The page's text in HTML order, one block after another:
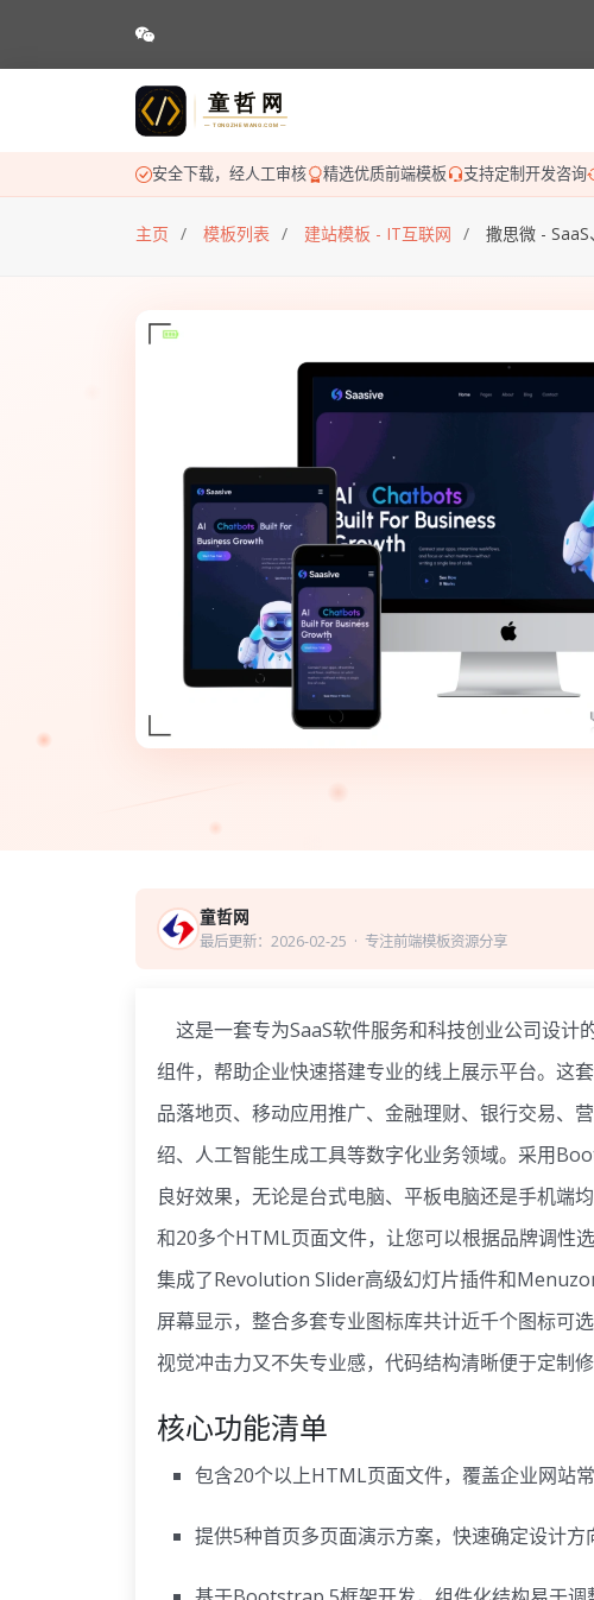
安全下载，经人工审核 精选优质前端模板 支持定制开发咨询
主页 模板列表 建站模板 - IT互联网 撒思微 -
童哲网
最后更新：2026-02-25 · 专注前端模板资源分享
这是一套专为SaaS软件服务和科技创业公司设计
组件，帮助企业快速搭建专业的线上展示平台。这
品落地页、移动应用推广、金融理财、银行交易、
绍、人工智能生成工具等数字化业务领域。采用
良好效果，无论是台式电脑、平板电脑还是手机端
和20多个HTML页面文件，让您可以根据品牌调性
集成了Revolution Slider高级幻灯片插件和
屏幕显示，整合多套专业图标库共计近千个图标可
视觉冲击力又不失专业感，代码结构清晰便于定制修
核心功能清单
包含20个以上HTML页面文件，覆盖企业网站
提供5种首页多页面演示方案，快速确定设计方